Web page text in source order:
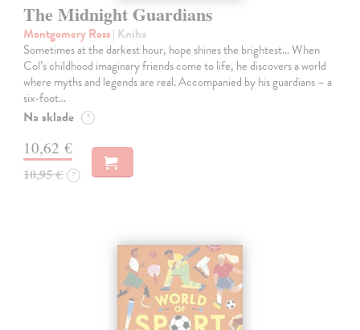
The Midnight Guardians
Montgomery Ross| Kniha
Sometimes at the darkest hour, hope shines the brightest… When
Col’s childhood imaginary friends come to life, he discovers a world
where myths and legends are real. Accompanied by his guardians – a
six-foot…
Na sklade ?
10,62 €
10,95 € ?